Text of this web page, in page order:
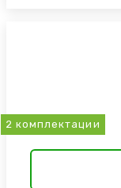
2 комплектации